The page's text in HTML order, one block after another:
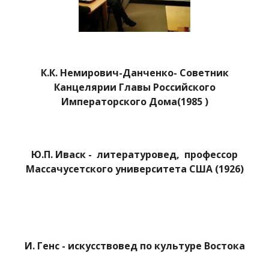
К.К. Немирович-Данченко- Советник
Канцелярии Главы Российского
Императорского Дома(1985 )
Ю.П. Иваск - литературовед, профессор
Массачусетского университета США (1926)
И. Генс - искусствовед по культуре Востока